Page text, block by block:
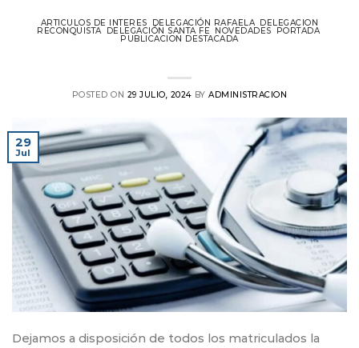
ARTICULOS DE INTERES DELEGACIÓN RAFAELA DELEGACION
RECONQUISTA, DELEGACIÓN SANTA FE NOVEDADES PORTADA
PUBLICACION DESTACADA
POSTED ON 29 JULIO, 2024 BYADMINISTRACION
29
Jul
Dejamos a disposición de todos los matriculados la